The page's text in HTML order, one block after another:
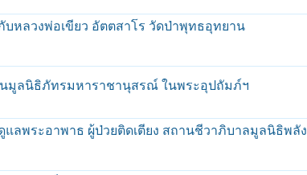
หลวงพ่อเขียว อัตตสาโร วัดป่าพุทธอุทยาน
นมูลนิธิภัทรมหาราชานุสรณ์ ในพระอุปถัมภ์ฯ
ลพระอาพาธ ผู้ป่วยติดเตียง สถานชีวาภิบาลมูลนิธิพลัง